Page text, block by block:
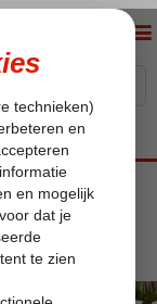
Yunus Hotel